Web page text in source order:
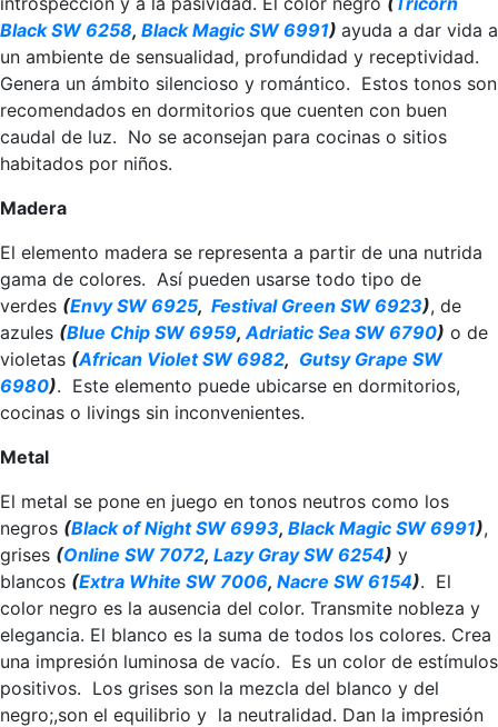
Black SW 6258, Black Magic SW 6991) ayuda a dar vida a
un ambiente de sensualidad, profundidad y receptividad.
Genera un ámbito silencioso y romántico. Estos tonos son
recomendados en dormitorios que cuenten con buen
caudal de luz. No se aconsejan para cocinas o sitios
habitados por niños.
Madera
El elemento madera se representa a partir de una nutrida
gama de colores. Así pueden usarse todo tipo de
verdes (Envy SW 6925, Festival Green SW 6923), de
azules (Blue Chip SW 6959, Adriatic Sea SW 6790) o de
violetas (African Violet SW 6982, Gutsy Grape SW
6980). Este elemento puede ubicarse en dormitorios,
cocinas o livings sin inconvenientes.
Metal
El metal se pone en juego en tonos neutros como los
negros (Black of Night SW 6993, Black Magic SW 6991),
grises (Online SW 7072, Lazy Gray SW 6254) y
blancos (Extra White SW 7006, Nacre SW 6154). El
color negro es la ausencia del color. Transmite nobleza y
elegancia. El blanco es la suma de todos los colores. Crea
una impresión luminosa de vacío. Es un color de estímulos
positivos. Los grises son la mezcla del blanco y del
negro;,son el equilibrio y la neutralidad. Dan la impresión